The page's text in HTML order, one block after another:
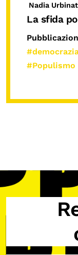
Nadia
La sfida
#Populismo